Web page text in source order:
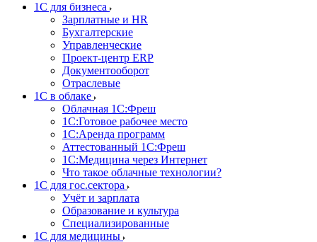
1С для бизнеса
Зарплатные и HR
Бухгалтерские
Управленческие
Проект-центр ERP
Документооборот
Отраслевые
1C в облаке
Облачная 1С:Фреш
1С:Готовое рабочее место
1C:Аренда программ
Аттестованный 1С:Фреш
1С:Медицина через Интернет
Что такое облачные технологии?
1С для гос.сектора
Учёт и зарплата
Образование и культура
Специализированные
1С для медицины